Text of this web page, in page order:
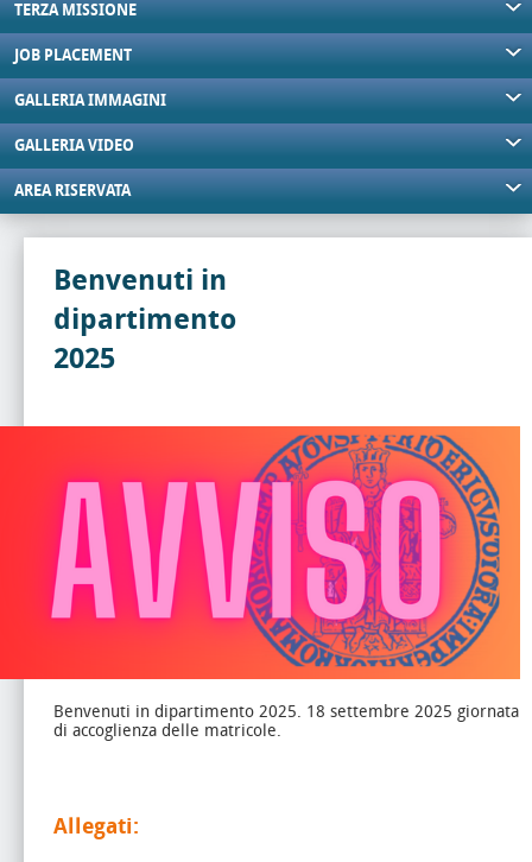
TERZA MISSIONE
JOB PLACEMENT
GALLERIA IMMAGINI
GALLERIA VIDEO
AREA RISERVATA
Benvenuti in
dipartimento
2025
Benvenuti in dipartimento 2025. 18 settembre 2025 giornata
di accoglienza delle matricole.
Allegati: